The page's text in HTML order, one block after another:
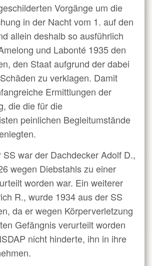
Vorgänge um die
in der Nacht vom 1. auf den
allein deshalb so ausführlich
und Labonté 1935 den
den Staat aufgrund der dabei
zu verklagen. Damit
Ermittlungen der
die die für die
peinlichen Begleitumstände
war der Dachdecker Adolf D.,
wegen Diebstahls zu einer
worden war. Ein weiterer
R., wurde 1934 aus der SS
da er wegen Körperverletzung
Gefängnis verurteilt worden
nicht hinderte, ihn in ihre